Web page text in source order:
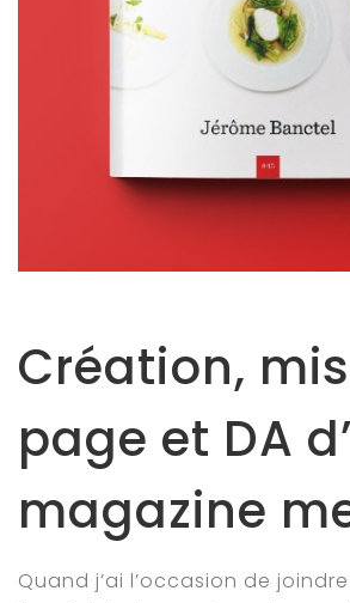
UX Design
Création,
page et DA
magazine
Quand j’ai l’occasion de joindre